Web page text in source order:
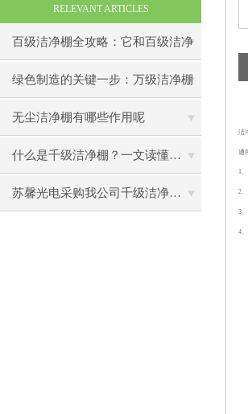
RELEVANT ARTICLES
百级洁净棚全攻略：它和百级洁净
室到底有什么区别？
绿色制造的关键一步：万级洁净棚
助力环保型半导体产业发展
无尘洁净棚有哪些作用呢
什么是千级洁净棚？一文读懂其结构特点与局部净化优势
苏馨光电采购我公司千级洁净棚普通工作台一批（7月07日）已顺利交货
洁
通
1
2
3
4